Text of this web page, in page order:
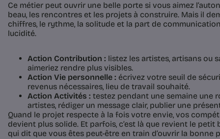
Ce métier peut ouvrir une belle porte si vous aimez
beau, les rencontres et les projets à construire. Mais il
chiffres, le rythme, la solitude et la part de
lucidité.
Action Contribution : listez les artistes, artisans ou
aimeriez rendre plus visibles.
Action Vie personnelle : écrivez votre seuil de
revenus nécessaires, lieu de travail souhaité.
Action Activités : testez pendant une semaine une
artistes, rédiger un message clair, publier une
Quand le projet respecte à la fois votre envie, vos
devient plus solide. Et parfois, c’est là que revient le
qui dit que vous êtes peut-être en train d’ouvrir la bonne